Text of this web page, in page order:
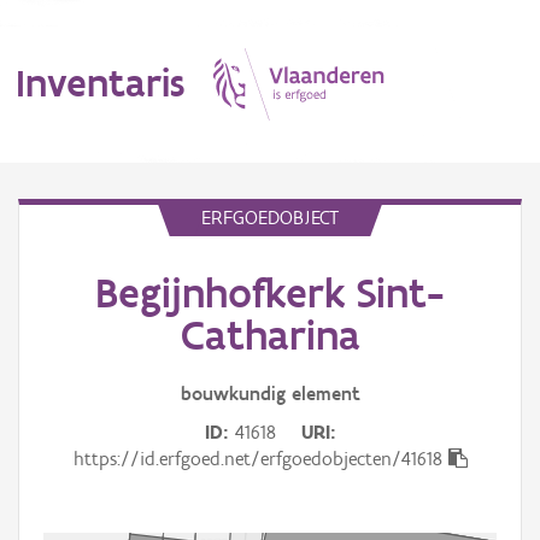
Inventaris
Erfgoedobject
ERFGOEDOBJECT
Begijnhofkerk Sint-
Catharina
bouwkundig element
ID 41618
URI
https://id.erfgoed.net/erfgoedobjecten/41618